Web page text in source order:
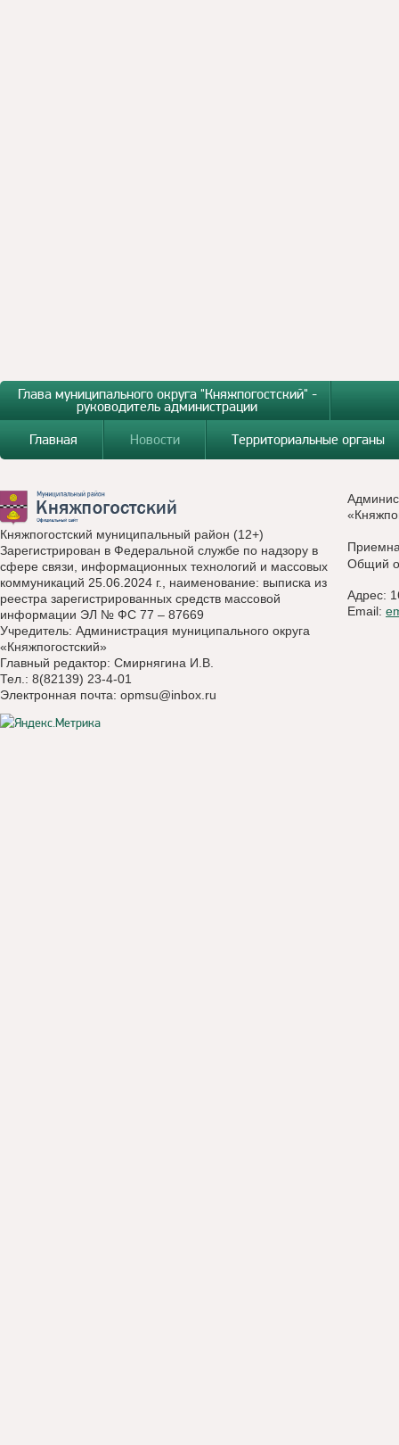
Глава муниципального округа "Княжпогостский" -
руководитель администрации
Главная
Новости Территориальные органы
Княжпогостский муниципальный район (12+)
Зарегистрирован в Федеральной службе по надзору в
сфере связи, информационных технологий и массовых
коммуникаций 25.06.2024 г., наименование: выписка из
реестра зарегистрированных средств массовой
информации ЭЛ № ФС 77 – 87669
Учредитель: Администрация муниципального округа
«Княжпогостский»
Главный редактор: Смирнягина И.В.
Тел.: 8(82139) 23-4-01
Электронная почта: opmsu@inbox.ru
Общий
Адрес:
Email: